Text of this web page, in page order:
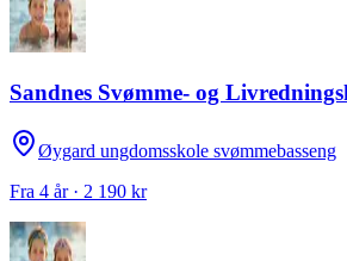
Sandnes Svømme- og
Øygard ungdomsskole svømmebasseng
Fra 4 år · 2 190 kr